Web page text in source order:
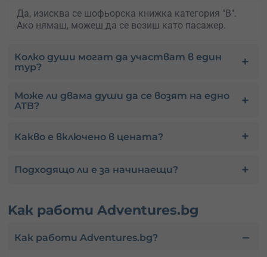
Да, изисква се шофьорска книжка категория "B".
Ако нямаш, можеш да се возиш като пасажер.
Колко души могат да участват в един
тур?
Може ли двама души да се возят на едно
АТВ?
Какво е включено в цената?
Подходящо ли е за начинаещи?
Kак работи Adventures.bg
Как работи Adventures.bg?